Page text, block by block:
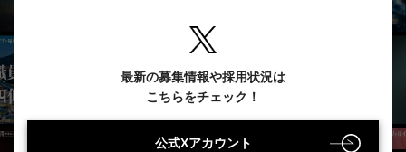
最新の募集情報や採用状況は
こちらをチェック！
公式Xアカウント